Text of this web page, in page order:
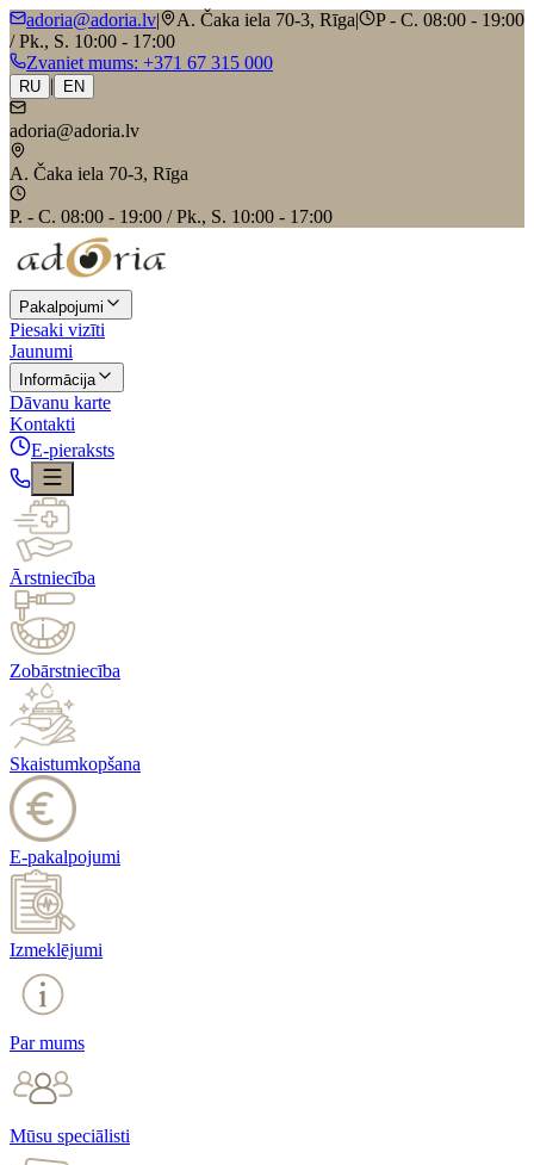
adoria@adoria.lv| A. Čaka iela 70-3, Rīga|
P - C. 08:00 - 19:00
/ Pk., S. 10:00 - 17:00
Zvaniet mums: +371 67 315 000
RU | EN
adoria@adoria.lv
A. Čaka iela 70-3, Rīga
P. - C. 08:00 - 19:00 / Pk., S. 10:00 - 17:00
Pakalpojumi
Piesaki vizīti
Jaunumi
Informācija
Dāvanu karte
Kontakti
E-pieraksts
Ārstniecība
Zobārstniecība
Skaistumkopšana
E-pakalpojumi
Izmeklējumi
Par mums
Mūsu speciālisti